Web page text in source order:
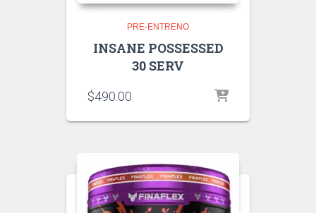
PRE-ENTRENO
INSANE POSSESSED
30 SERV
$490.00